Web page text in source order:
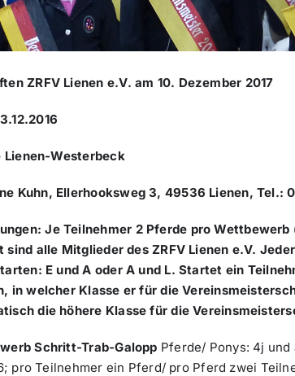
ZRFV Lienen e.V. am 10. Dezember 2017
Westerbeck
Kuhn, Ellerhooksweg 3, 49536 Lienen, Tel.:
Je Teilnehmer 2 Pferde pro Wettbewerb
sind alle Mitglieder des ZRFV Lienen e.V.
E und A oder A und L. Startet ein
in welcher Klasse er für die
die höhere Klasse für die
Schritt-Trab-Galopp Pferde/ Ponys: 4j
pro Teilnehmer ein Pferd/ pro Pferd zwei